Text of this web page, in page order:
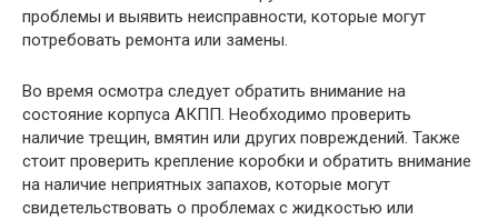
проблемы и выявить неисправности, которые могут
потребовать ремонта или замены.
Во время осмотра следует обратить внимание на
состояние корпуса АКПП. Необходимо проверить
наличие трещин, вмятин или других повреждений. Также
стоит проверить крепление коробки и обратить внимание
на наличие неприятных запахов, которые могут
свидетельствовать о проблемах с жидкостью или